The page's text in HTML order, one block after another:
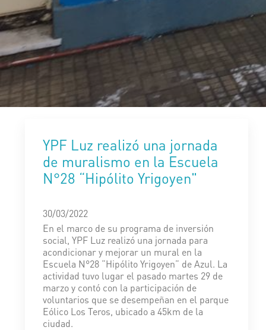
YPF Luz realizó una jornada
de muralismo en la Escuela
N°28 “Hipólito Yrigoyen"
30/03/2022
En el marco de su programa de inversión
social, YPF Luz realizó una jornada para
acondicionar y mejorar un mural en la
Escuela N°28 “Hipólito Yrigoyen” de Azul. La
actividad tuvo lugar el pasado martes 29 de
marzo y contó con la participación de
voluntarios que se desempeñan en el parque
Eólico Los Teros, ubicado a 45km de la
ciudad.